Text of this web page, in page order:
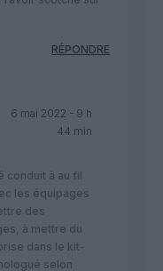
RÉPONDRE
6 mai 2022 - 9 h
44 min
conduit à au fil
les équipages
des
à mettre du
dans le kit-
selon